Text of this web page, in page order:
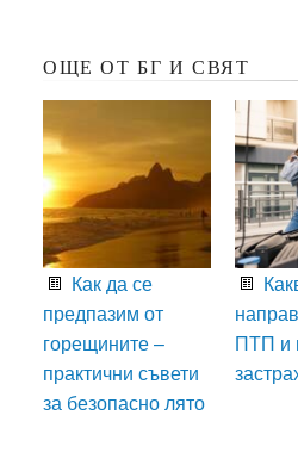
ОЩЕ ОТ БГ И СВЯТ
Как да се
предпазим от
горещините –
практични съвети
за безопасно лято
ПТП и